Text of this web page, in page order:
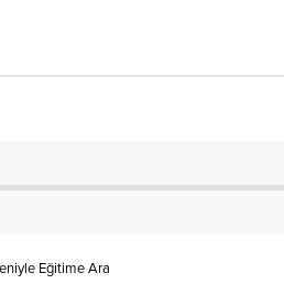
Eğitime Ara